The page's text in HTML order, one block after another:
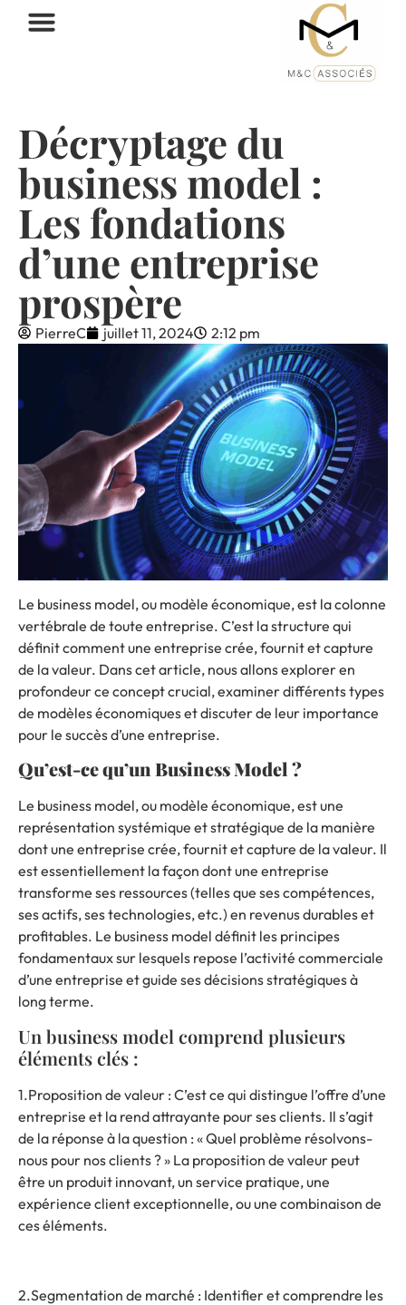
Décryptage du
business model :
Les fondations
d’une entreprise
prospère
PierreC juillet 11, 2024 2:12 pm
Le business model,ou modèle économique, est la colonne
vertébrale de toute entreprise. C’est la structure qui
définit comment une entreprise crée, fournit et capture
de la valeur. Dans cet article, nous allons explorer en
profondeur ce concept crucial, examiner différents types
de modèles économiques et discuter de leur importance
pour le succès d’une entreprise.
Qu’est-ce qu’un Business Model ?
Le business model, ou modèle économique, est une
représentation systémique et stratégique de la manière
dont une entreprise crée, fournit et capture de la valeur. Il
est essentiellement la façon dont une entreprise
transforme ses ressources (telles que ses compétences,
ses actifs, ses technologies, etc.) en revenus durables et
profitables. Le business model définit les principes
fondamentaux sur lesquels repose l’activité commerciale
d’une entreprise et guide ses décisions stratégiques à
long terme.
Un business model comprend plusieurs
éléments clés :
1.Proposition de valeur : C’est ce qui distingue l’offre d’une
entreprise et la rend attrayante pour ses clients. Il s’agit
de la réponse à la question : « Quel problème résolvons-
nous pour nos clients ? » La proposition de valeur peut
être un produit innovant, un service pratique, une
expérience client exceptionnelle, ou une combinaison de
ces éléments.
2.Segmentation de marché : Identifier et comprendre les